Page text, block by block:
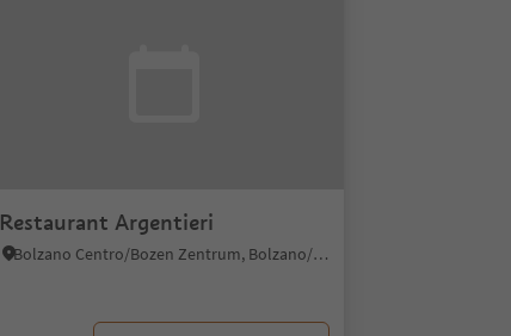
Restaurant Argentieri
Bolzano Centro/Bozen Zentrum, Bolzano/Bozen, Bolzano/Bozen and environs